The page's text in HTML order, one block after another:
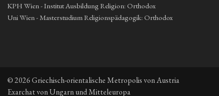
KPH Wien - Institut Ausbildung Religion: Orthodox
Uni Wien - Masterstudium Religionspädagogik: Orthodox
© 2026 Griechisch-orientalische Metropolis von Austria
Exarchat von Ungarn und Mitteleuropa